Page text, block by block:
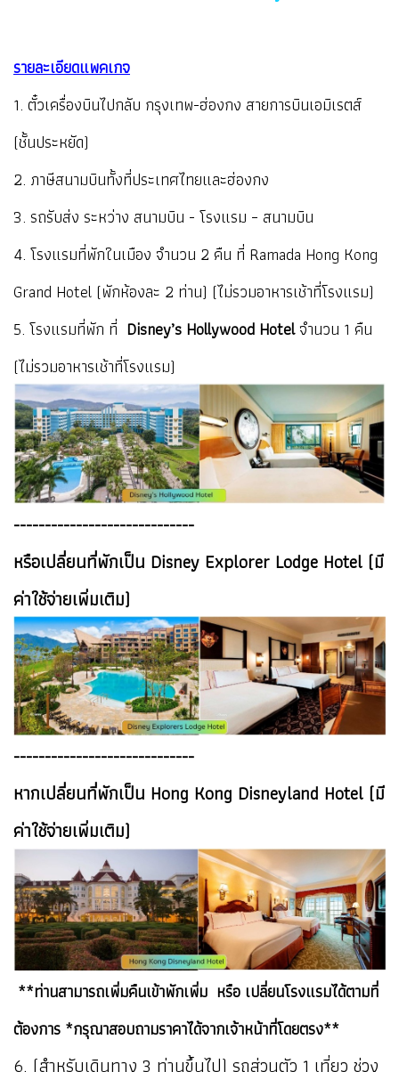
รายละเอียดแพคเกจ
1. ตั๋วเครื่องบินไปกลับ กรุงเทพ-ฮ่องกง สายการบินเอมิเรตส์
(ชั้นประหยัด)
2. ภาษีสนามบินทั้งที่ประเทศไทยและฮ่องกง
3. รถรับส่ง ระหว่าง สนามบิน - โรงแรม – สนามบิน
4. โรงแรมที่พักในเมือง จำนวน 2 คืน ที่ Ramada Hong Kong
Grand Hotel (พักห้องละ 2 ท่าน) (ไม่รวมอาหารเช้าที่โรงแรม)
5. โรงแรมที่พัก ที่ Disney’s Hollywood Hotelจำนวน 1 คืน
(ไม่รวมอาหารเช้าที่โรงแรม)
-----------------------------
หรือเปลี่ยนที่พักเป็น Disney Explorer Lodge Hotel (มี
ค่าใช้จ่ายเพิ่มเติม)
-----------------------------
หากเปลี่ยนที่พักเป็น Hong Kong Disneyland Hotel (มี
ค่าใช้จ่ายเพิ่มเติม)
**ท่านสามารถเพิ่มคืนเข้าพักเพิ่ม หรือ เปลี่ยนโรงแรมได้ตามที่
ต้องการ *กรุณาสอบถามราคาได้จากเจ้าหน้าที่โดยตรง**
6. (สำหรับเดินทาง 3 ท่านขึ้นไป) รถส่วนตัว 1 เที่ยว ช่วง